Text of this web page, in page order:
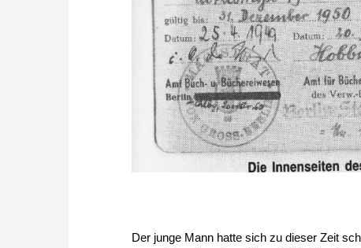
Der junge Mann hatte sich zu dieser Zeit